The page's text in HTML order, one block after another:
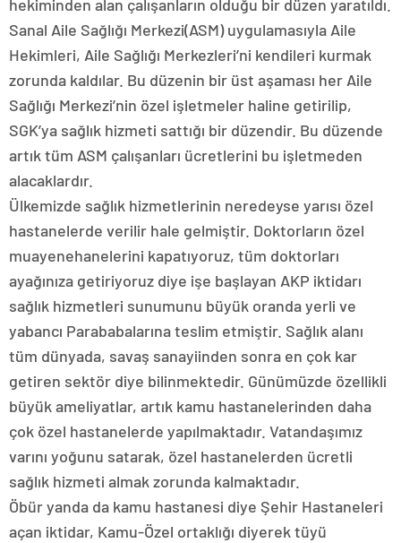
hekiminden alan çalışanların olduğu bir düzen yaratıldı.
Sanal Aile Sağlığı Merkezi(ASM) uygulamasıyla Aile
Hekimleri, Aile Sağlığı Merkezleri’ni kendileri kurmak
zorunda kaldılar. Bu düzenin bir üst aşaması her Aile
Sağlığı Merkezi’nin özel işletmeler haline getirilip,
SGK’ya sağlık hizmeti sattığı bir düzendir. Bu düzende
artık tüm ASM çalışanları ücretlerini bu işletmeden
alacaklardır.
Ülkemizde sağlık hizmetlerinin neredeyse yarısı özel
hastanelerde verilir hale gelmiştir. Doktorların özel
muayenehanelerini kapatıyoruz, tüm doktorları
ayağınıza getiriyoruz diye işe başlayan AKP iktidarı
sağlık hizmetleri sunumunu büyük oranda yerli ve
yabancı Parababalarına teslim etmiştir. Sağlık alanı
tüm dünyada, savaş sanayiinden sonra en çok kar
getiren sektör diye bilinmektedir. Günümüzde özellikli
büyük ameliyatlar, artık kamu hastanelerinden daha
çok özel hastanelerde yapılmaktadır. Vatandaşımız
varını yoğunu satarak, özel hastanelerden ücretli
sağlık hizmeti almak zorunda kalmaktadır.
Öbür yanda da kamu hastanesi diye Şehir Hastaneleri
açan iktidar, Kamu-Özel ortaklığı diyerek tüyü